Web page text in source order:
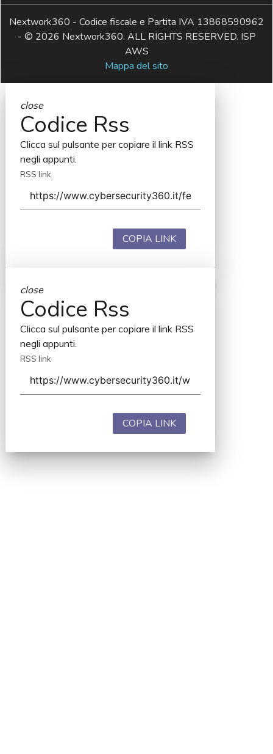
Nextwork360 - Codice fiscale e Partita IVA 13868590962
- © 2026 Nextwork360. ALL RIGHTS RESERVED. ISP
AWS
Mappa del sito
close
Codice Rss
Clicca sul pulsante per copiare il link RSS
negli appunti.
RSS link
COPIA LINK
close
Codice Rss
Clicca sul pulsante per copiare il link RSS
negli appunti.
RSS link
COPIA LINK